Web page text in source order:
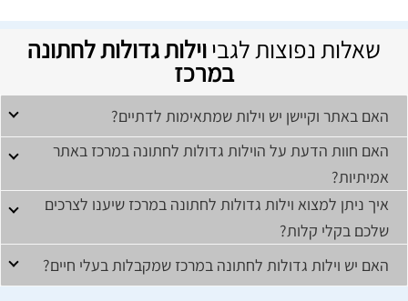
שאלות נפוצות לגביוילות גדולות לחתונה
במרכז
האם באתר וקיישן יש וילות שמתאימות לדתיים?
האם חוות הדעת על הוילות גדולות לחתונה במרכז באתר
אמיתיות?
איך ניתן למצוא וילות גדולות לחתונה במרכז שיענו לצרכים
שלכם בקלי קלות?
האם יש וילות גדולות לחתונה במרכז שמקבלות בעלי חיים?